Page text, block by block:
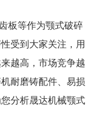
板等作为颚式破碎
受到大家关注，用
越高，市场竞争越
耐磨铸配件、易损
分析晟达机械颚式